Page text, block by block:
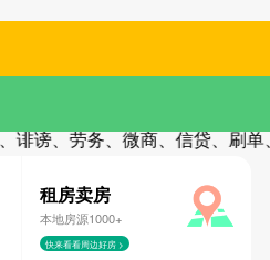
谤、劳务、微商、信贷、刷单
租房卖房
本地房源1000+
快来看看周边好房 >